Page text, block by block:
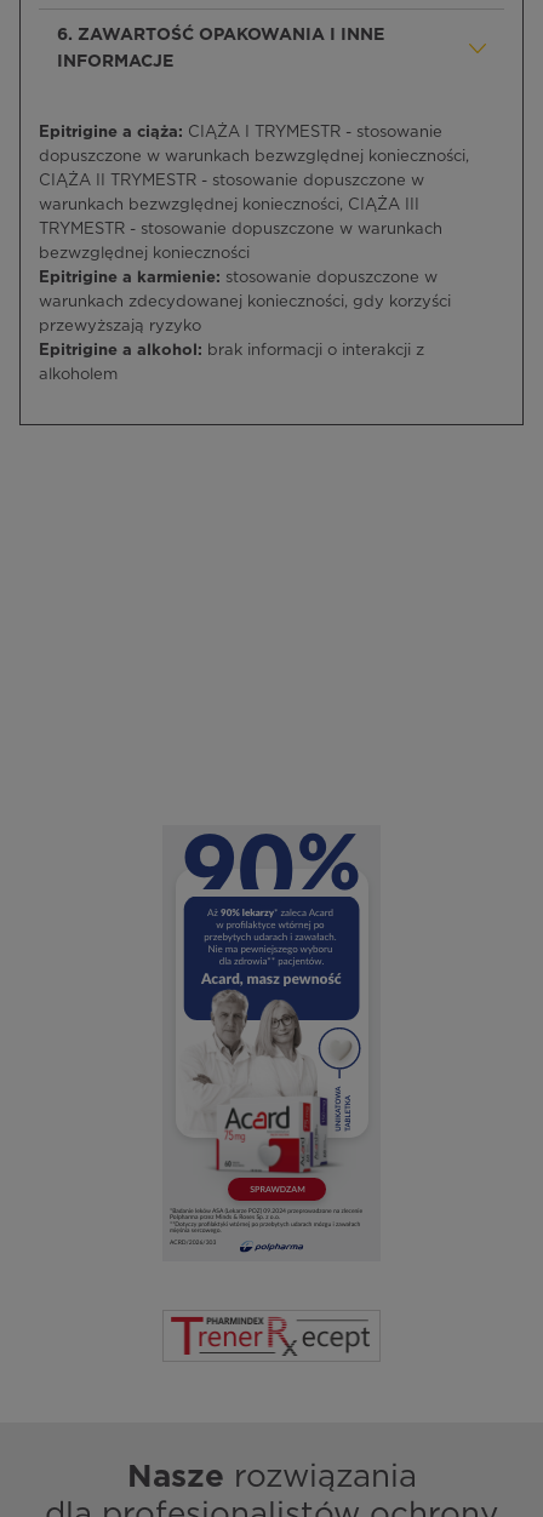
6. ZAWARTOŚĆ OPAKOWANIA I INNE
INFORMACJE
Epitrigine a ciąża: CIĄŻA I TRYMESTR - stosowanie
dopuszczone w warunkach bezwzględnej konieczności,
CIĄŻA II TRYMESTR - stosowanie dopuszczone w
warunkach bezwzględnej konieczności, CIĄŻA III
TRYMESTR - stosowanie dopuszczone w warunkach
bezwzględnej konieczności
Epitrigine a karmienie: stosowanie dopuszczone w
warunkach zdecydowanej konieczności, gdy korzyści
przewyższają ryzyko
Epitrigine a alkohol: brak informacji o interakcji z
alkoholem
Nasze rozwiązania